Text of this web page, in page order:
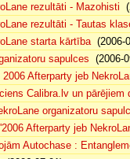
rezultāti - Mazohisti
rezultāti - Tautas
starta kārtība(2006-
sapulces (2006-
2006 Afterparty jeb
Calibra.lv un pārējiem
organizatoru
Afterparty jeb
Autochase :